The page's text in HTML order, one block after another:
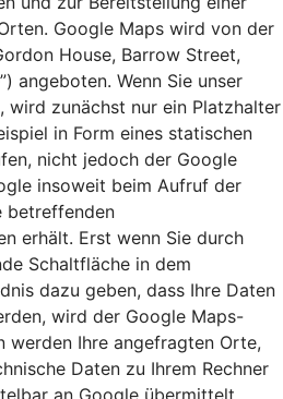
Google Maps wird von der
House, Barrow Street,
angeboten. Wenn Sie unser
wird zunächst nur ein Platzhalter
in Form eines statischen
nicht jedoch der Google
insoweit beim Aufruf der
betreffenden
erhält. Erst wenn Sie durch
Schaltfläche in dem
dazu geben, dass Ihre Daten
wird der Google Maps-
werden Ihre angefragten Orte,
Daten zu Ihrem Rechner
an Google übermittelt.